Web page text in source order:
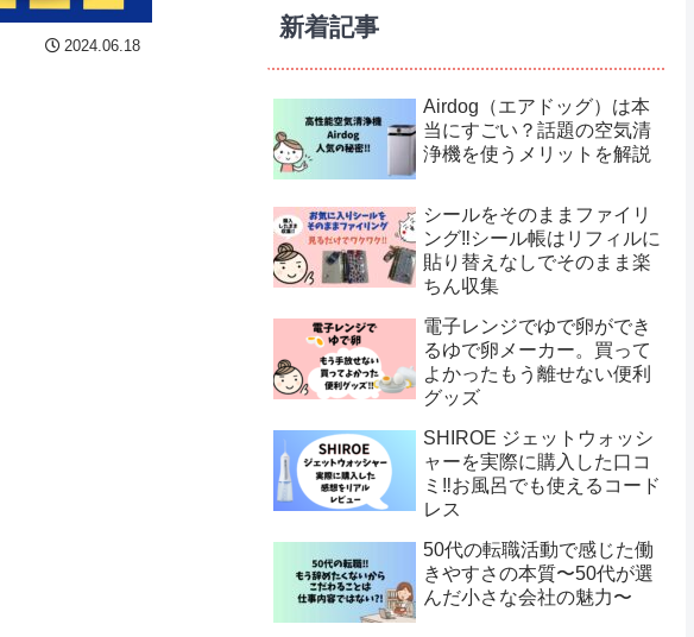
2024.06.18
新着記事
Airdog（エアドッグ）は本
当にすごい？話題の空気清
浄機を使うメリットを解説
シールをそのままファイリ
ング‼︎シール帳はリフィルに
貼り替えなしでそのまま楽
ちん収集
電子レンジでゆで卵ができ
るゆで卵メーカー。買って
よかったもう離せない便利
グッズ
SHIROE ジェットウォッシ
ャーを実際に購入した口コ
ミ‼︎お風呂でも使えるコード
レス
50代の転職活動で感じた働
きやすさの本質〜50代が選
んだ小さな会社の魅力〜